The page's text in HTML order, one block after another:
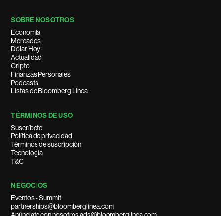
SOBRE NOSOTROS
Economía
Mercados
Dólar Hoy
Actualidad
Cripto
Finanzas Personales
Podcasts
Listas de Bloomberg Línea
TÉRMINOS DE USO
Suscríbete
Política de privacidad
Términos de suscripción
Tecnología
T&C
NEGOCIOS
Eventos - Summit
partnerships@bloomberglinea.com